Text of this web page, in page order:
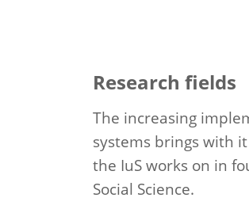
Research fields
The increasing
systems brings with
the IuS works on in
Social Science.